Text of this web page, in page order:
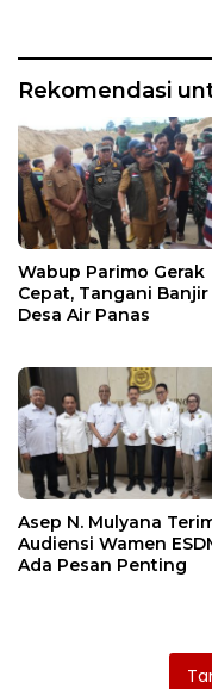
Rekomendasi
Wabup Parimo Gerak
Cepat, Tangani Banjir
Desa Air Panas
Asep N. Mulyana
Audiensi Wamen
Ada Pesan Penting